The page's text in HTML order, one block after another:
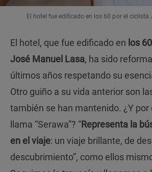
El hotel fue edificado en los 60 por el ciclista
El hotel, que fue edificado en los
José Manuel Lasa, ha sido
últimos años respetando su
Otro guiño a su vida anterior son
también se han mantenido. ¿Y por
llama “Serawa”? “Representa la
en el viaje: un viaje brillante, de
descubrimiento”, como ellos